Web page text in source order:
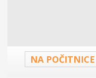
NA POČITNICE